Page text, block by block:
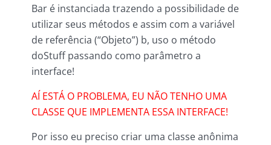
Bar é instanciada trazendo a possibilidade de
utilizar seus métodos e assim com a variável
de referência (“Objeto”) b, uso o método
doStuff passando como parâmetro a
interface!
AÍ ESTÁ O PROBLEMA, EU NÃO TENHO UMA
CLASSE QUE IMPLEMENTA ESSA INTERFACE!
Por isso eu preciso criar uma classe anônima